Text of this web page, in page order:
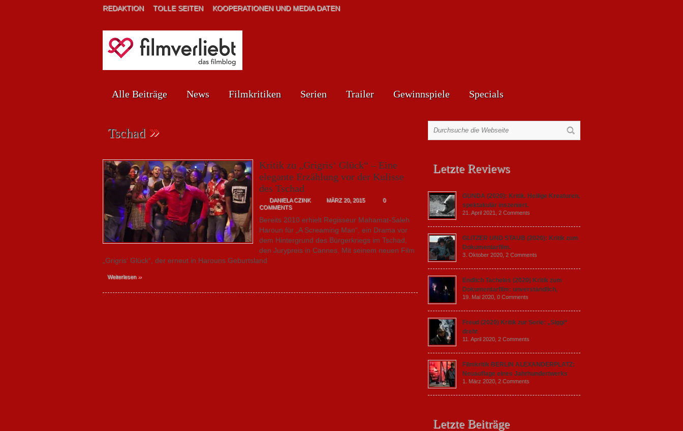
REDAKTION TOLLE SEITEN KOOPERATIONEN UND MEDIA DATEN
Alle Beiträge News Filmkritiken Serien Trailer Gewinnspiele Specials
Tschad »
Kritik zu „Grigris‘ Glück“ – Eine
elegante Erzählung vor der Kulisse
des Tschad
DANIELA CZINK MÄRZ 20, 2015
0
COMMENTS
Bereits 2010 erhielt Regisseur Mahamat-Saleh
Haroun für „A Screaming Man“, ein Drama vor
dem Hintergrund des Bürgerkriegs im Tschad,
den Jurypreis in Cannes. Mit seinem neuen Film
„Grigris‘ Glück“, der erneut in Harouns Geburtsland
Weiterlesen »
Letzte Reviews
GUNDA (2020): Kritik. Heilige Kreaturen,
spektakulär inszeniert.
21. April 2021, 2 Comments
GLITZER UND STAUB (2020): Kritik zum
Dokumentarfilm.
3. Oktober 2020, 2 Comments
Endlich Tacheles (2020) Kritik zum
Dokumentarfilm: unverständlich,
19. Mai 2020, 0 Comments
Freud (2020) Kritik zur Serie: „Siggi“
dreht
11. April 2020, 2 Comments
Filmkritik BERLIN ALEXANDERPLATZ:
Neuauflage eines Jahrhundertwerks
1. März 2020, 2 Comments
Letzte Beiträge